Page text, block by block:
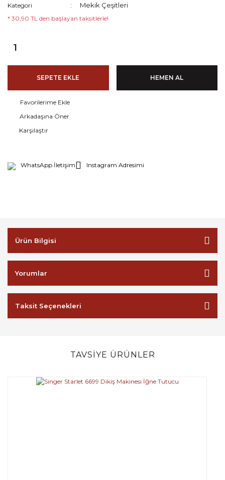
Kategori Mekik Çeşitleri
* 30,90 TL den başlayan taksitlerle!
SEPETE EKLE HEMEN AL
Arkadaşına Öner
Karşılaştır
WhatsApp İletişim Instagram Adresimi
Ürün Bilgisi
Yorumlar
Taksit Seçenekleri
TAVSİYE ÜRÜNLER